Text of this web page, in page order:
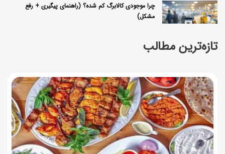
تازه‌ترین مطالب
چرا موجودی کالابرگ کم شده؟ (راهنمای پیگیری + رفع
مشکل)
ساخت فیلم سینمایی «Game of Thrones» رسماً تأیید شد
آموزش گام به گام برنامه شمیم کالابرگ
17 مرداد 1405
لیست شهرهای فعال اُکالا
17 مرداد 1405